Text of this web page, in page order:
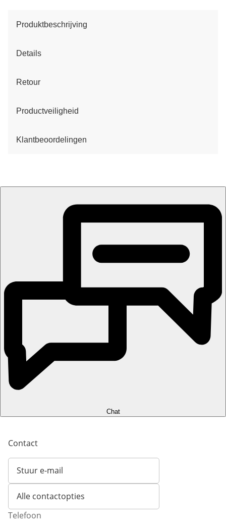
Produktbeschrijving
Details
Retour
Productveiligheid
Klantbeoordelingen
Chat
Contact
Stuur e-mail
Opent e-mailclient
Alle contactopties
Telefoon